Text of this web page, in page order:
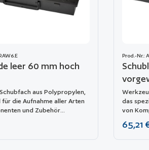
leer 60 mm hoch
aus Polypropylen,
für die Aufnahme aller Arten
und Zubehör
eingesetzt werden.
Prod.-Nr.:
95
das
von
Modell
65,21